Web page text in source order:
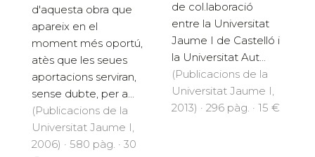
d'aquesta obra que
apareix en el
moment més oportú,
atès que les seues
aportacions serviran,
sense dubte, per a...
(Publicacions de la
Universitat Jaume I,
2006) · 580 pàg. · 30
de col.laboració
entre la Universitat
Jaume I de Castelló i
la Universitat Aut...
(Publicacions de la
Universitat Jaume I,
2013) · 296 pàg. · 15 €